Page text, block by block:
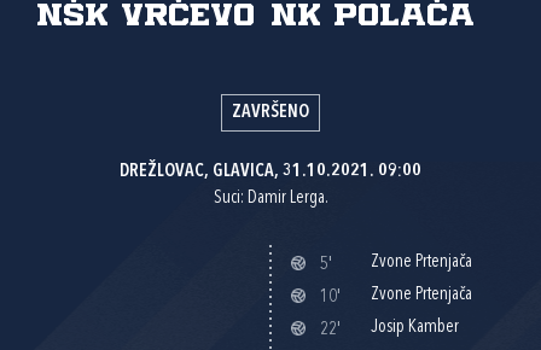
NŠK Vrčevo NK Polača
ZAVRŠENO
DREŽLOVAC, GLAVICA, 31.10.2021. 09:00
Suci: Damir Lerga.
5'
Zvone Prtenjača
10'
Zvone Prtenjača
22'
Josip Kamber